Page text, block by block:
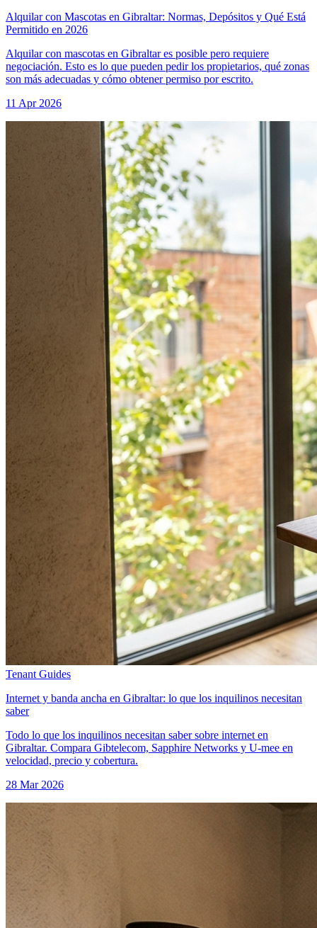
Alquilar con Mascotas en Gibraltar: Normas, Depósitos y Qué Está
Permitido en 2026
Alquilar con mascotas en Gibraltar es posible pero requiere
negociación. Esto es lo que pueden pedir los propietarios, qué zonas
son más adecuadas y cómo obtener permiso por escrito.
11 Apr 2026
Tenant Guides
Internet y banda ancha en Gibraltar: lo que los inquilinos necesitan
saber
Todo lo que los inquilinos necesitan saber sobre internet en
Gibraltar. Compara Gibtelecom, Sapphire Networks y U-mee en
velocidad, precio y cobertura.
28 Mar 2026